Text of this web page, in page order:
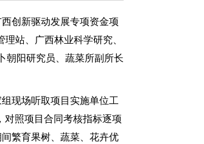
创新驱动发展专项资金项
站、广西林业科学研究、
朝阳研究员、蔬菜所副所长
现场听取项目实施单位工
对照项目合同考核指标逐项
繁育果树、蔬菜、花卉优